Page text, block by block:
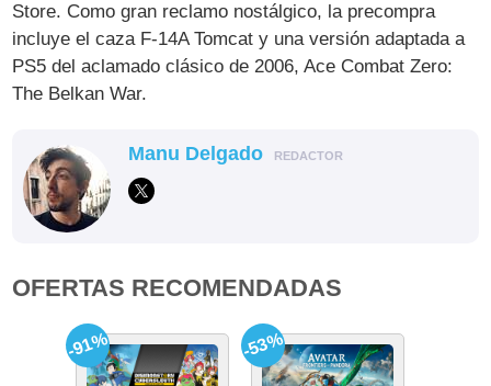
Store. Como gran reclamo nostálgico, la precompra
incluye el caza F-14A Tomcat y una versión adaptada a
PS5 del aclamado clásico de 2006, Ace Combat Zero:
The Belkan War.
Manu Delgado REDACTOR
OFERTAS RECOMENDADAS
-91% -53%